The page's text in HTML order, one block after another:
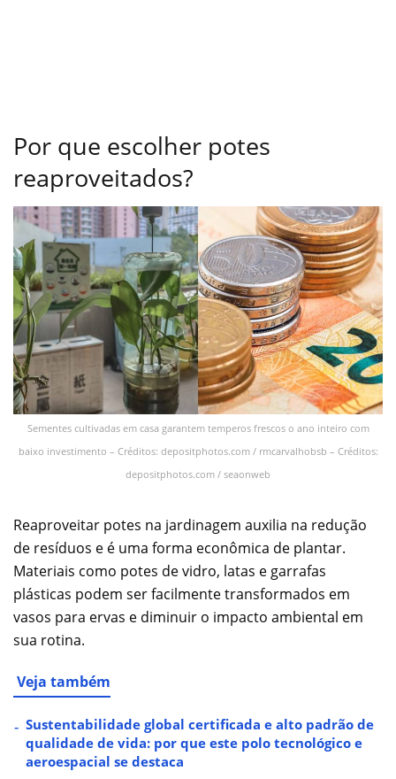
Por que escolher potes
reaproveitados?
Sementes cultivadas em casa garantem temperos frescos o ano inteiro com
baixo investimento – Créditos: depositphotos.com / rmcarvalhobsb – Créditos:
depositphotos.com / seaonweb
Reaproveitar potes na jardinagem auxilia na redução
de resíduos e é uma forma econômica de plantar.
Materiais como potes de vidro, latas e garrafas
plásticas podem ser facilmente transformados em
vasos para ervas e diminuir o impacto ambiental em
sua rotina.
Veja também
Sustentabilidade global certificada e alto padrão de
qualidade de vida: por que este polo tecnológico e
aeroespacial se destaca